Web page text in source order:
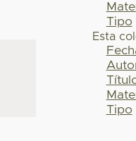
Tipo
Esta
Tipo